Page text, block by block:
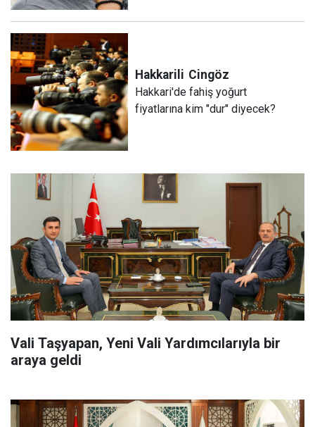
Hakkarili Cingöz
Hakkari'de fahiş yoğurt
fiyatlarına kim "dur" diyecek?
Vali Taşyapan, Yeni Vali Yardımcılarıyla bir
araya geldi